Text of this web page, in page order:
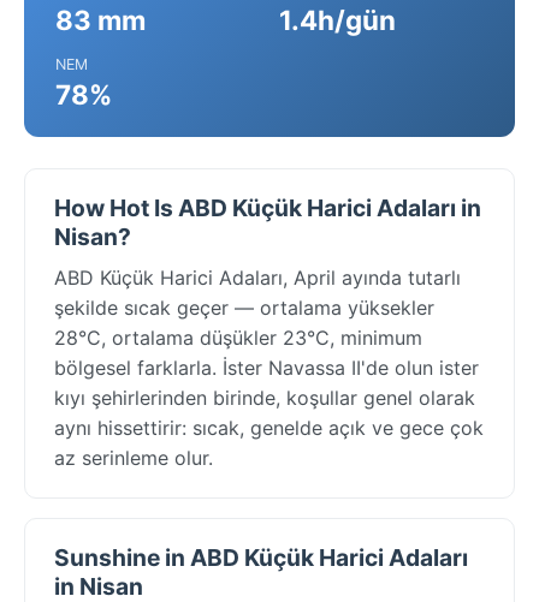
83 mm 1.4h/gün
NEM
78%
How Hot Is ABD Küçük Harici Adaları in
Nisan?
ABD Küçük Harici Adaları, April ayında tutarlı
şekilde sıcak geçer — ortalama yüksekler
28°C, ortalama düşükler 23°C, minimum
bölgesel farklarla. İster Navassa II'de olun ister
kıyı şehirlerinden birinde, koşullar genel olarak
aynı hissettirir: sıcak, genelde açık ve gece çok
az serinleme olur.
Sunshine in ABD Küçük Harici Adaları
in Nisan